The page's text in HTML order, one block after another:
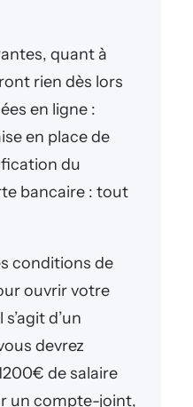
quant à
rien dès lors
en ligne :
en place de
du
bancaire : tout
conditions de
ouvrir votre
d’un
devrez
de salaire
un compte-joint,